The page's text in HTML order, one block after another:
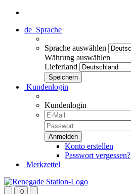
de Sprache
Sprache auswählen
Währung auswählen
Lieferland
Kundenlogin
Kundenlogin
Konto erstellen
Passwort vergessen?
Merkzettel
0